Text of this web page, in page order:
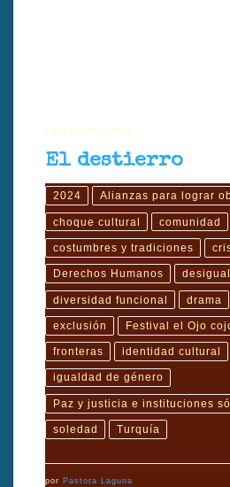
FESTIVAL 2024
El destierro
2024 Alianzas para lograr
choque cultural comunidad
costumbres y tradiciones
Derechos Humanos
diversidad funcional drama
exclusión Festival el Ojo
fronteras identidad cultural
igualdad de género
Paz y justicia e instituciones
soledad Turquía
por Pastora Laguna